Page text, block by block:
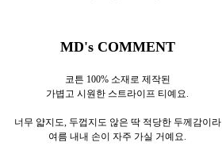
MD's COMMENT
코튼 100% 소재로 제작된
가볍고 시원한 스트라이프 티예요.
너무 얇지도, 두껍지도 않은 딱 적당한 두께감이라
여름 내내 손이 자주 가실 거예요.